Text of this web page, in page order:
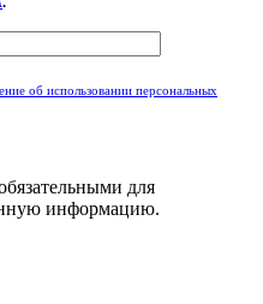
об использовании персональных
для
информацию.